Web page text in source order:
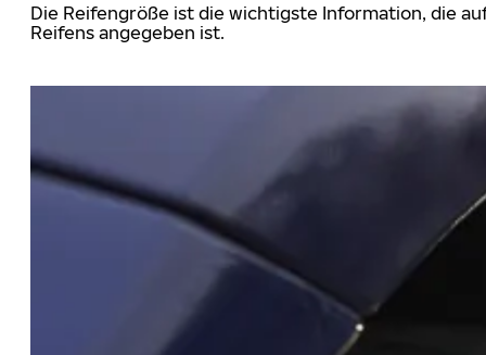
Die Reifengröße ist die wichtigste Information, die
Reifens angegeben ist.